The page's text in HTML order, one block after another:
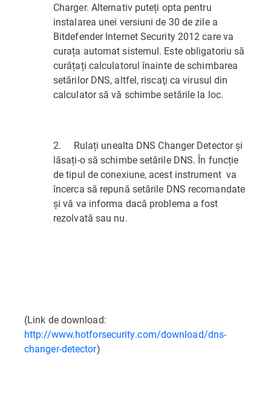
Charger. Alternativ puteți opta pentru
instalarea unei versiuni de 30 de zile a
Bitdefender Internet Security 2012 care va
curața automat sistemul. Este obligatoriu să
curățați calculatorul înainte de schimbarea
setărilor DNS, altfel, riscaţi ca virusul din
calculator să vă schimbe setările la loc.
2. Rulați unealta DNS Changer Detector și
lăsați-o să schimbe setările DNS. În funcție
de tipul de conexiune, acest instrument va
încerca să repună setările DNS recomandate
și vă va informa dacă problema a fost
rezolvată sau nu.
(Link de download:
http://www.hotforsecurity.com/download/dns-
changer-detector)